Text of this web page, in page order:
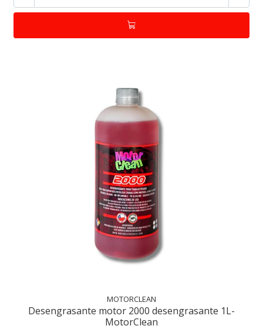
MOTORCLEAN
Desengrasante motor 2000 desengrasante 1L-
MotorClean